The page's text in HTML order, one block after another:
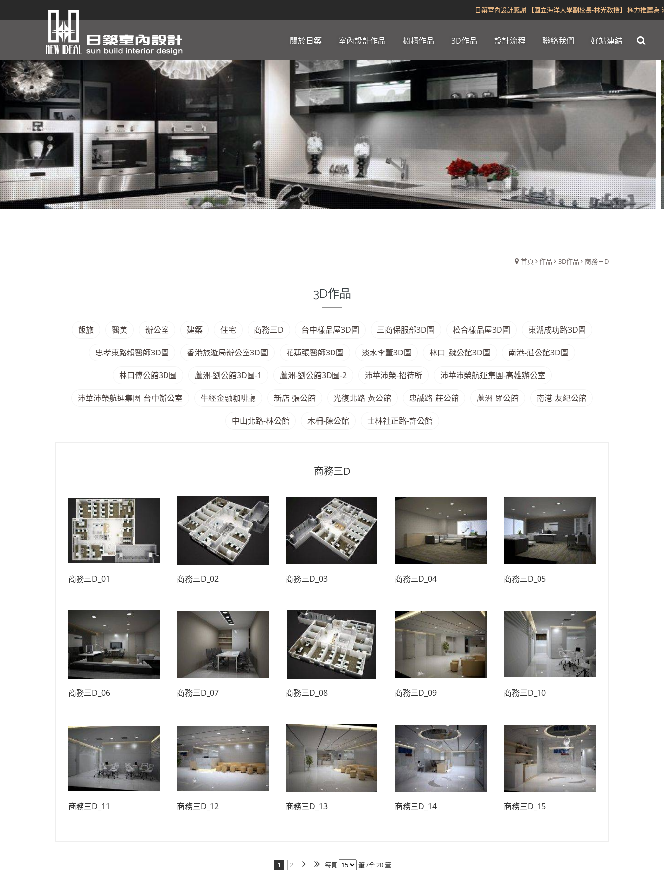
日築室內設計感謝 【國立海洋大學副校長-林光教授】 極力推薦為 沛榮、
關於日築 室內設計作品 櫥櫃作品 3D作品 設計流程 聯絡我們 好站連結
首頁 作品 3D作品 商務三D
3D作品
飯旅 醫美 辦公室 建築 住宅 商務三D 台中樣品屋3D圖 三商保服部3D圖 松合樣品屋3D圖 東湖成功路3D圖
忠孝東路賴醫師3D圖 香港旅遊局辦公室3D圖 花蓮張醫師3D圖 淡水李董3D圖 林口_魏公館3D圖 南港-莊公館3D圖
林口傅公館3D圖 蘆洲-劉公館3D圖-1 蘆洲-劉公館3D圖-2 沛華沛榮-招待所 沛華沛榮航運集團-高雄辦公室
沛華沛榮航運集團-台中辦公室 牛經金融咖啡廳 新店-張公館 光復北路-黃公館 忠誠路-莊公館 蘆洲-羅公館 南港-友紀公館
中山北路-林公館 木柵-陳公館 士林社正路-許公館
商務三D
商務三D_01 商務三D_02 商務三D_03 商務三D_04 商務三D_05
商務三D_06 商務三D_07 商務三D_08 商務三D_09 商務三D_10
商務三D_11 商務三D_12 商務三D_13 商務三D_14 商務三D_15
1 2 每頁 筆 /全 20 筆